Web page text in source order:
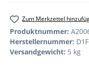
Zum Merkzettel
Produktnummer:
Herstellernummer:
Versandgewicht: 5 kg